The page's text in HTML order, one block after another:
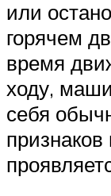
или
горячем
время
ходу,
себя